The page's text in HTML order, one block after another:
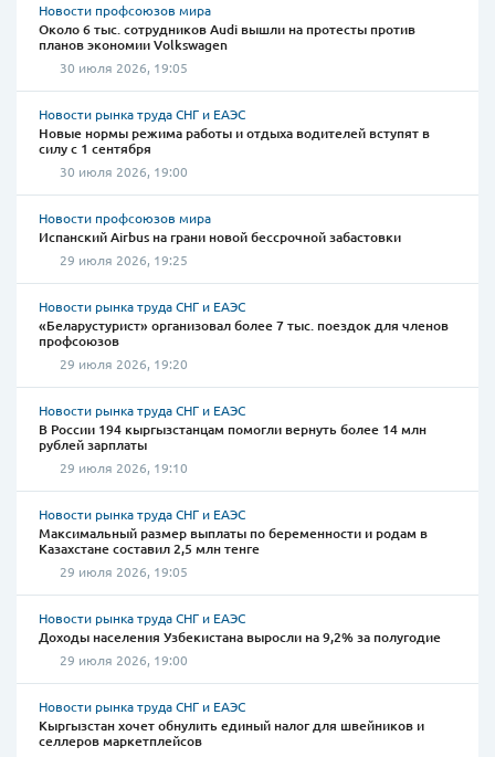
Новости профсоюзов мира
Около 6 тыс. сотрудников Audi вышли на протесты против
планов экономии Volkswagen
30 июля 2026, 19:05
Новости рынка труда СНГ и ЕАЭС
Новые нормы режима работы и отдыха водителей вступят в
силу с 1 сентября
30 июля 2026, 19:00
Новости профсоюзов мира
Испанский Airbus на грани новой бессрочной забастовки
29 июля 2026, 19:25
Новости рынка труда СНГ и ЕАЭС
«Беларустурист» организовал более 7 тыс. поездок для членов
профсоюзов
29 июля 2026, 19:20
Новости рынка труда СНГ и ЕАЭС
В России 194 кыргызстанцам помогли вернуть более 14 млн
рублей зарплаты
29 июля 2026, 19:10
Новости рынка труда СНГ и ЕАЭС
Максимальный размер выплаты по беременности и родам в
Казахстане составил 2,5 млн тенге
29 июля 2026, 19:05
Новости рынка труда СНГ и ЕАЭС
Доходы населения Узбекистана выросли на 9,2% за полугодие
29 июля 2026, 19:00
Новости рынка труда СНГ и ЕАЭС
Кыргызстан хочет обнулить единый налог для швейников и
селлеров маркетплейсов